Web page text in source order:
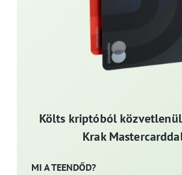
Költs kriptóból
Krak
MI A TEENDŐD?